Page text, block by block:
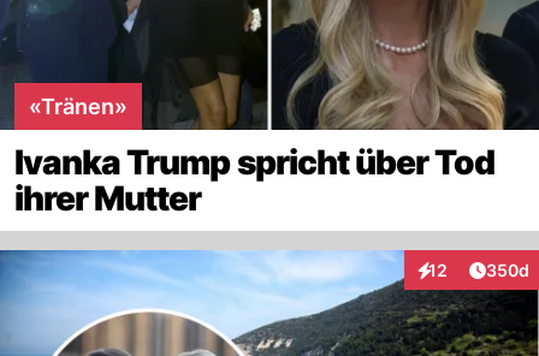
«Tränen»
Ivanka Trump spricht über Tod
ihrer Mutter
12
Interaktionen
350d